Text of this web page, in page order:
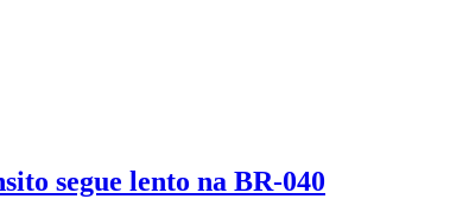
segue lento na BR-040